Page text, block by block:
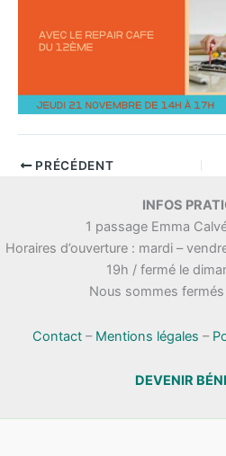
PRÉCÉDENT
INFOS
1 passage Emma
Horaires d’ouverture : mardi –
19h / fermé le
Nous sommes
Contact– Mentions légales –
DEVENIR